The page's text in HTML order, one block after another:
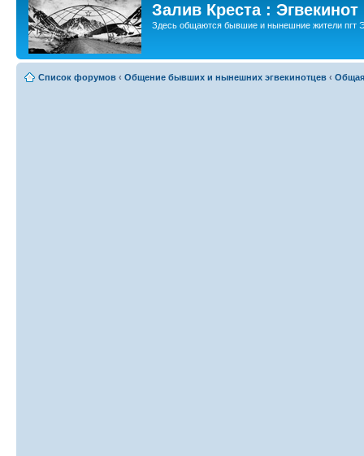
Залив Креста : Эгвекинот
Здесь общаются бывшие и нынешние жители пгт
Список форумов ‹ Общение бывших и нынешних эгвекинотцев ‹ Общая